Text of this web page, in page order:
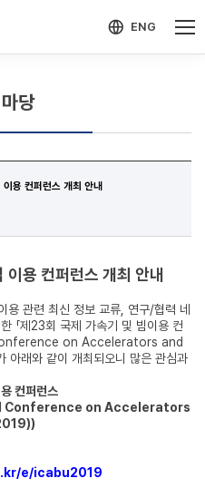
ENG
당
용 컨퍼런스 개최 안내
용 컨퍼런스 개최 안내
용 관련 최신 정보 교류, 연구/협력 네
「제23회 국제 가속기 및 빔이용 컨
on Accelerators and
래와 같이 개최되오니 많은 관심과
컨퍼런스
on Accelerators
e/icabu2019